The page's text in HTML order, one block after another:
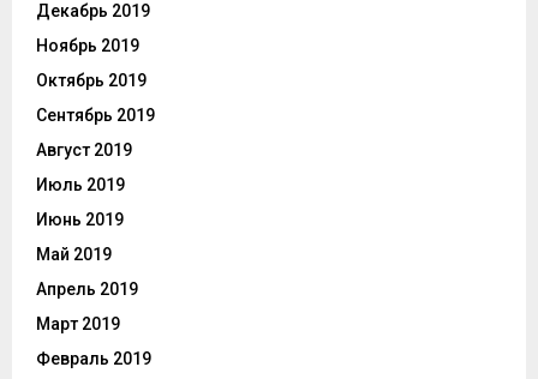
Декабрь 2019
Ноябрь 2019
Октябрь 2019
Сентябрь 2019
Август 2019
Июль 2019
Июнь 2019
Май 2019
Апрель 2019
Март 2019
Февраль 2019